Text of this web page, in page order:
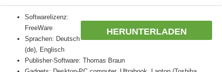
HERUNTERLADEN
Softwarelizenz:
FreeWare
Sprachen: Deutsch
(de), Englisch
Publisher-Software: Thomas Braun